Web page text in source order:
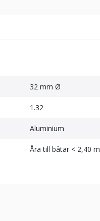
32 mm Ø
1.32
Aluminium
Åra till båtar < 2,40 m